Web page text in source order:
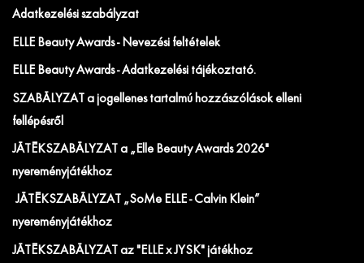
Adatkezelési szabályzat
ELLE Beauty Awards - Nevezési feltételek
ELLE Beauty Awards - Adatkezelési tájékoztató.
SZABÁLYZAT a jogellenes tartalmú hozzászólások elleni
fellépésről
JÁTÉKSZABÁLYZAT a „Elle Beauty Awards 2026"
nyereményjátékhoz
JÁTÉKSZABÁLYZAT „SoMe ELLE - Calvin Klein”
nyereményjátékhoz
JÁTÉKSZABÁLYZAT az "ELLE x JYSK" játékhoz